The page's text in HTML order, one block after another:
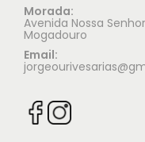
Morada:
Avenida Nossa
Mogadouro
Email: